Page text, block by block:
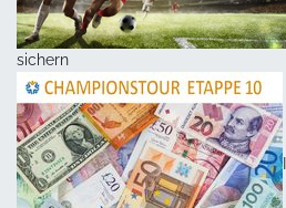
sichern